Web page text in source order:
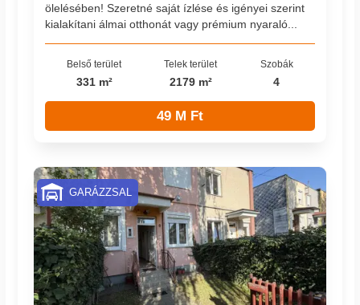
ölelésében! Szeretné saját ízlése és igényei szerint
kialakítani álmai otthonát vagy prémium nyaraló...
Belső terület
331 m²
Telek terület
2179 m²
Szobák
4
49 M Ft
GARÁZZSAL